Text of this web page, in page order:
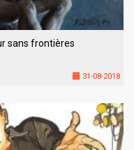
sans frontières
31-08-2018